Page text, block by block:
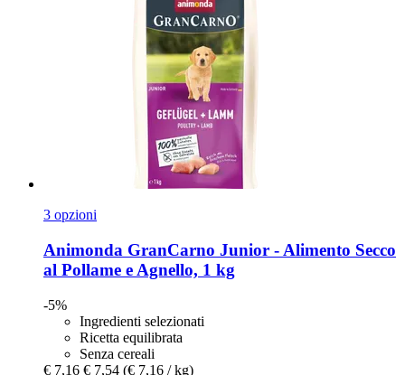
3 opzioni
Animonda GranCarno Junior -​ Alimento Secco
al Pollame e Agnello, 1 kg
-5%
Ingredienti selezionati
Ricetta equilibrata
Senza cereali
€ 7,16 € 7,54 (€ 7,16 / kg)